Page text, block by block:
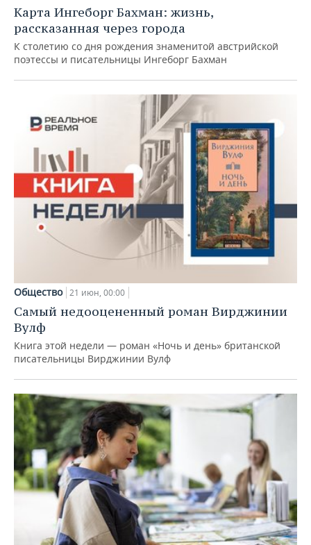
Карта Ингеборг Бахман: жизнь,
рассказанная через города
К столетию со дня рождения знаменитой австрийской
поэтессы и писательницы Ингеборг Бахман
Общество 21 июн, 00:00
Самый недооцененный роман Вирджинии
Вулф
Книга этой недели — роман «Ночь и день» британской
писательницы Вирджинии Вулф